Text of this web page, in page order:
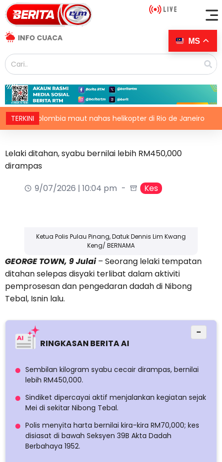
INFO CUACA
TERKINI
Colombia maut nahas helikopter di Rio de Janeiro
Lelaki ditahan, syabu bernilai lebih RM450,000
dirampas
9/07/2026 | 10:04 pm
Kes
Ketua Polis Pulau Pinang, Datuk Dennis Lim Kwang
Keng/ BERNAMA
GEORGE TOWN, 9 Julai– Seorang lelaki tempatan
ditahan selepas disyaki terlibat dalam aktiviti
pemprosesan dan pengedaran dadah di Nibong
Tebal, Isnin lalu.
RINGKASAN BERITA AI
−
Sembilan kilogram syabu cecair dirampas, bernilai
lebih RM450,000.
Sindiket dipercayai aktif menjalankan kegiatan sejak
Mei di sekitar Nibong Tebal.
Polis menyita harta bernilai kira-kira RM70,000; kes
disiasat di bawah Seksyen 39B Akta Dadah
Berbahaya 1952.
MS